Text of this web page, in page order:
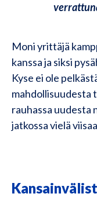
Moni yrittäjä
kanssa ja siksi
Kyse ei ole
mahdollisuudesta
rauhassa uudesta
jatkossa vielä